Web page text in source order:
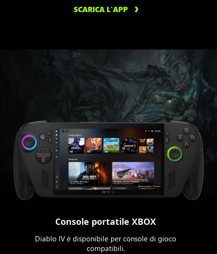
SCARICA L'APP
Console portatile XBOX
Diablo IV è disponibile per console di gioco
compatibili.